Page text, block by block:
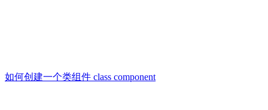
如何创建一个类组件 class component